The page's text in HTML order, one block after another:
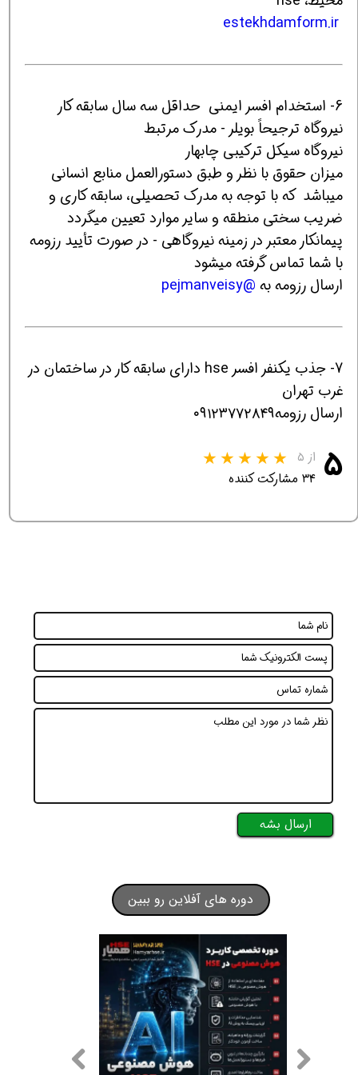
6- استخدام افسر ایمنی حداقل سه سال سابقه کار
نیروگاه ترجیحاً بویلر - مدرک مرتبط
نیروگاه سیکل ترکیبی چابهار
میزان حقوق با نظر و طبق دستورالعمل منابع انسانی
میباشد که با توجه به مدرک تحصیلی، سابقه کاری و
ضریب سختی منطقه و سایر موارد تعیین میگردد
پیمانکار معتبر در زمینه نیروگاهی - در صورت تأیید رزومه
با شما تماس گرفته میشود
ارسال رزومه به @pejmanveisy
7- جذب یکنفر افسر hse دارای سابقه کار در ساختمان در
غرب تهران
ارسال رزومه۰۹۱۲۳۷۷۲۸۴۹
۵ از ۵
۳۴ مشارکت کننده
ارسال بشه
دوره های آفلاین رو ببین